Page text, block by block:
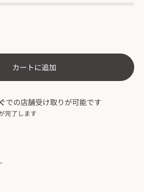
カートに追加
での店舗受け取りが可能です
完了します